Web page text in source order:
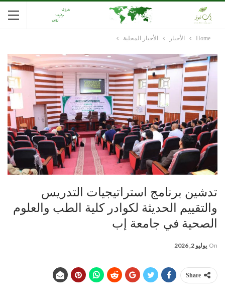
Home الأخبار الأخبار المحلية
تدشين برنامج استراتيجيات التدريس
والتقييم الحديثة لكوادر كلية الطب والعلوم
الصحية في جامعة إب
On يوليو 2, 2026
Share